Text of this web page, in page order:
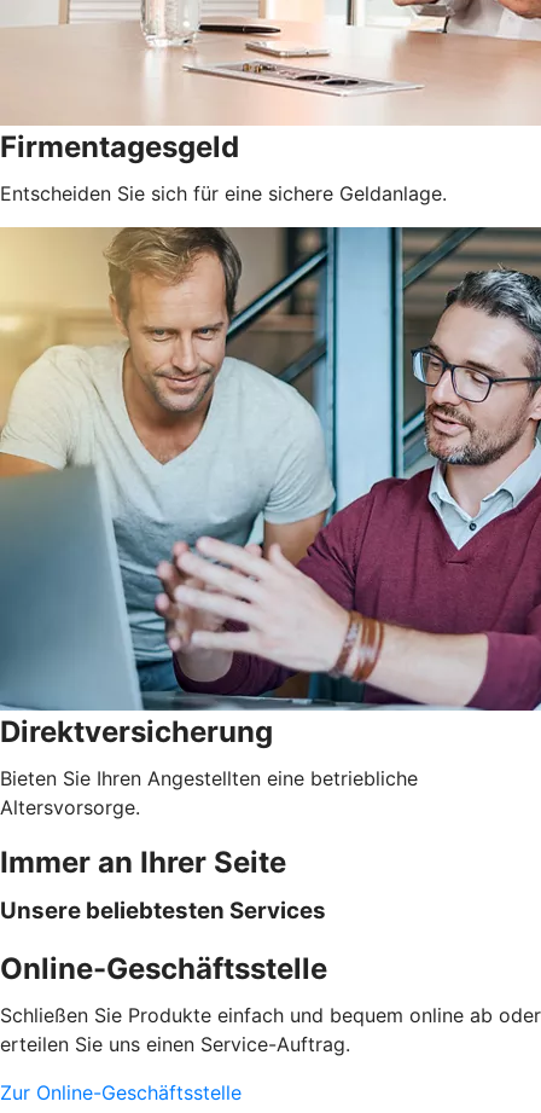
Firmentagesgeld
Entscheiden Sie sich für eine sichere Geldanlage.
Direktversicherung
Bieten Sie Ihren Angestellten eine betriebliche
Altersvorsorge.
Immer an Ihrer Seite
Unsere beliebtesten Services
Online-Geschäftsstelle
Schließen Sie Produkte einfach und bequem online ab oder
erteilen Sie uns einen Service-Auftrag.
Zur Online-Geschäftsstelle